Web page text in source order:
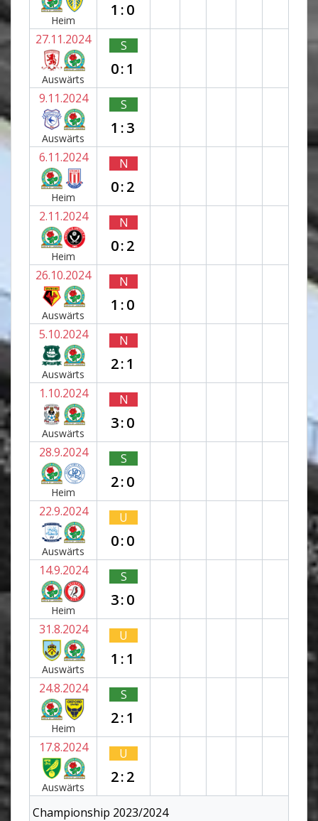
Heim
1:0
27.11.2024
Auswärts
S
0:1
9.11.2024
Auswärts
S
1:3
6.11.2024
Heim
N
0:2
2.11.2024
Heim
N
0:2
26.10.2024
Auswärts
N
1:0
5.10.2024
Auswärts
N
2:1
1.10.2024
Auswärts
N
3:0
28.9.2024
Heim
S
2:0
22.9.2024
Auswärts
U
0:0
14.9.2024
Heim
S
3:0
31.8.2024
Auswärts
U
1:1
24.8.2024
Heim
S
2:1
17.8.2024
Auswärts
U
2:2
Championship 2023/2024